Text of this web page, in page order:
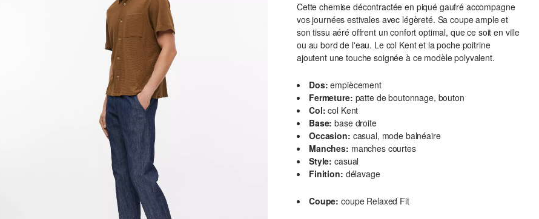
Cette chemise décontractée en piqué gaufré accompagne
vos journées estivales avec légèreté. Sa coupe ample et
son tissu aéré offrent un confort optimal, que ce soit en ville
ou au bord de l'eau. Le col Kent et la poche poitrine
ajoutent une touche soignée à ce modèle polyvalent.
Dos: empiècement
Fermeture: patte de boutonnage, bouton
Col: col Kent
Base: base droite
Occasion: casual, mode balnéaire
Manches: manches courtes
Style: casual
Finition: délavage
Coupe: coupe Relaxed Fit